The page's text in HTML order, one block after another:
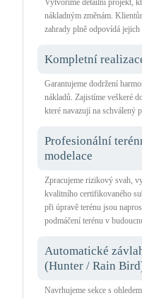
Vytvoříme detailní projekt,
nákladným změnám.
zahrady plně odpovídá
Kompletní
Garantujeme dodržení
nákladů. Zajistíme veškeré
které navazují na schválený
Profesionální
modelace
Zpracujeme rizikový svah,
kvalitního certifikovaného
při úpravě terénu jsou
podmáčení terénu v
Automatické
(Hunter / Rain
Navrhujeme sekce s